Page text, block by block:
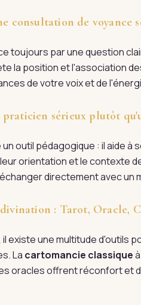
consultation de voyance
toujours par une question
la position et l'association
de votre voix et de
sérieux plutôt
outil pédagogique : il aide à
orientation et le contexte
directement avec
: Tarot, Oracle,
existe une multitude d'outils
La cartomancie classique
oracles offrent réconfort et